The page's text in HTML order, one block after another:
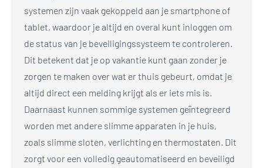
systemen zijn vaak gekoppeld aan je smartphone of
tablet, waardoor je altijd en overal kunt inloggen om
de status van je beveiligingssysteem te controleren.
Dit betekent dat je op vakantie kunt gaan zonder je
zorgen te maken over wat er thuis gebeurt, omdat je
altijd direct een melding krijgt als er iets mis is.
Daarnaast kunnen sommige systemen geïntegreerd
worden met andere slimme apparaten in je huis,
zoals slimme sloten, verlichting en thermostaten. Dit
zorgt voor een volledig geautomatiseerd en beveiligd